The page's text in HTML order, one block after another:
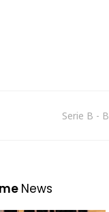
Serie B -
News